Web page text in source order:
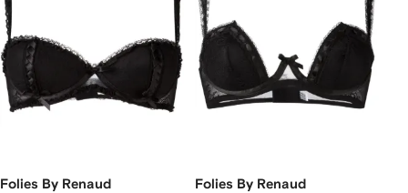
Folies By Renaud Folies By Renaud